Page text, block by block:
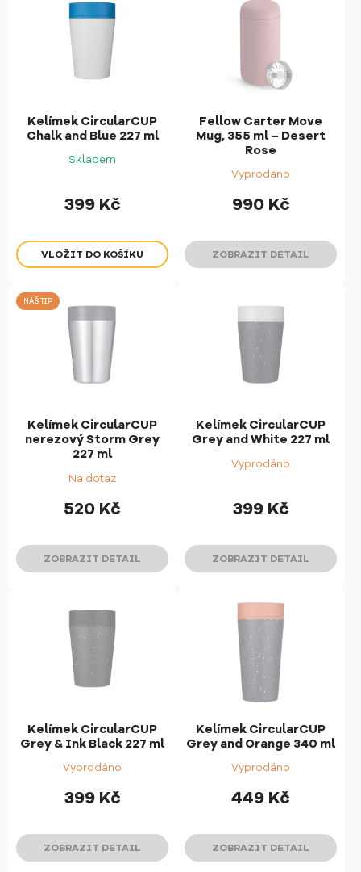
Kelímek CircularCUP
Chalk and Blue 227 ml
Skladem
399 Kč
Fellow Carter Move
Mug, 355 ml – Desert
Rose
Vyprodáno
990 Kč
ZOBRAZIT DETAIL
NÁŠ TIP
Kelímek CircularCUP
nerezový Storm Grey
227 ml
Na dotaz
520 Kč
ZOBRAZIT DETAIL
Kelímek CircularCUP
Grey and White 227 ml
Vyprodáno
399 Kč
ZOBRAZIT DETAIL
Kelímek CircularCUP
Grey & Ink Black 227 ml
Vyprodáno
399 Kč
ZOBRAZIT DETAIL
Kelímek CircularCUP
Grey and Orange 340 ml
Vyprodáno
449 Kč
ZOBRAZIT DETAIL